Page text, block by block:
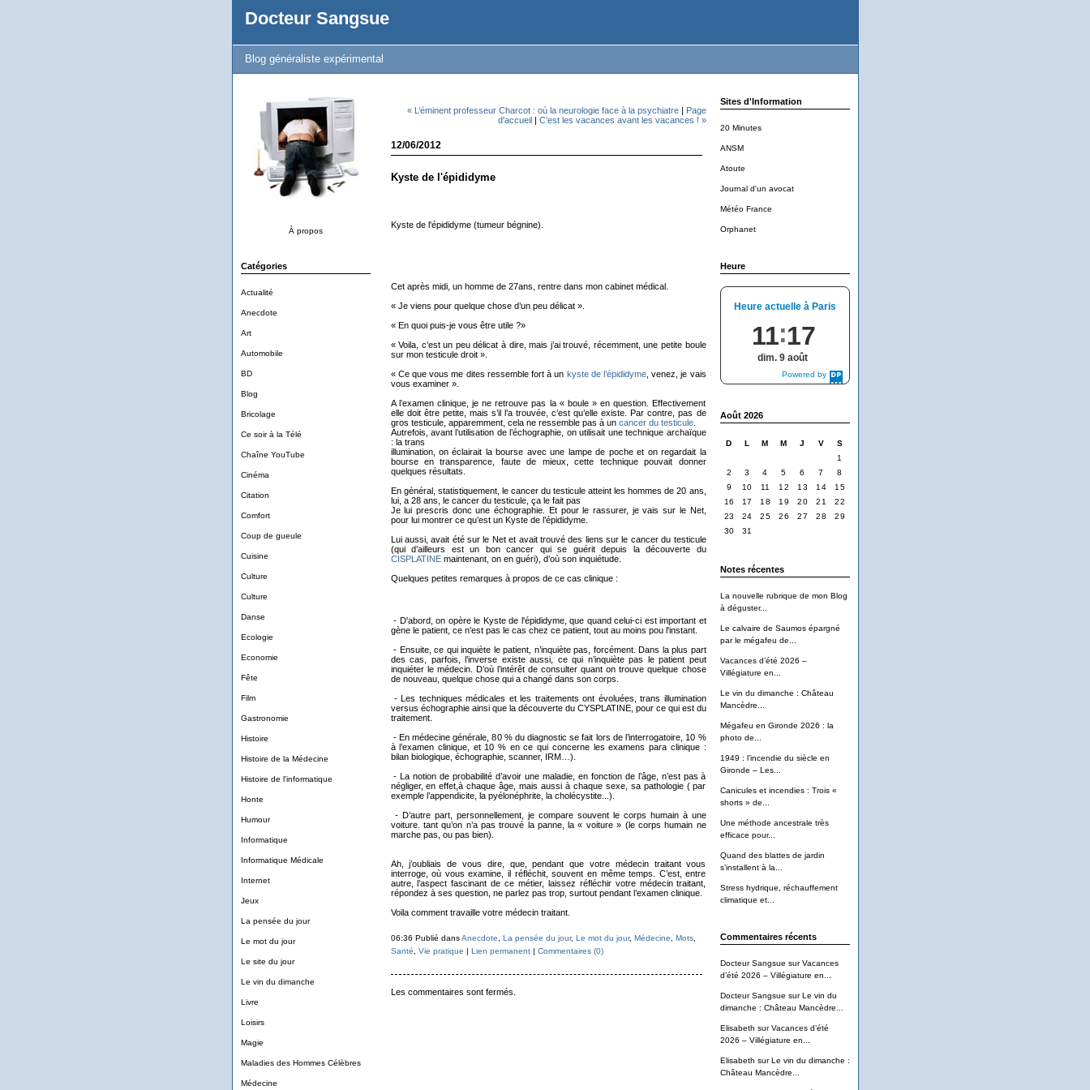
Docteur Sangsue
Blog généraliste expérimental
À propos
Catégories
Actualité
Anecdote
Art
Automobile
BD
Blog
Bricolage
Ce soir à la Télé
Chaîne YouTube
Cinéma
Citation
Comfort
Coup de gueule
Cuisine
Culture
Culture
Danse
Ecologie
Economie
Fête
Film
Gastronomie
Histoire
Histoire de la Médecine
Histoire de l'informatique
Honte
Humour
Informatique
Informatique Médicale
Internet
Jeux
La pensée du jour
Le mot du jour
Le site du jour
Le vin du dimanche
Livre
Loisirs
Magie
Maladies des Hommes Célèbres
Médecine
Sites d'Information
20 Minutes
ANSM
Atoute
Journal d'un avocat
Météo France
Orphanet
Heure
Powered by
DaysPedia.com
Heure actuelle à Paris
11 17
dim. 9 août
Août 2026
D L M M J V
S
1
2
3 4 5 6 7
8
9
10 11 12 13 14
15
16
17 18 19 20 21
22
23
24 25 26 27 28
29
30
31
Notes récentes
La nouvelle rubrique de mon Blog
à déguster...
Le calvaire de Saumos épargné
par le mégafeu de...
Vacances d’été 2026 –
Villégiature en...
Le vin du dimanche : Château
Mancèdre...
Mégafeu en Gironde 2026 : la
photo de...
1949 : l’incendie du siècle en
Gironde – Les...
Canicules et incendies : Trois «
shorts » de...
Une méthode ancestrale très
efficace pour...
Quand des blattes de jardin
s’installent à la...
Stress hydrique, réchauffement
climatique et...
Commentaires récents
Docteur Sangsue surVacances
d’été 2026 – Villégiature en...
Docteur Sangsue surLe vin du
dimanche : Château Mancèdre...
Elisabeth surVacances d’été
2026 – Villégiature en...
Elisabeth surLe vin du dimanche :
Château Mancèdre...
« L’éminent professeur Charcot : où la neurologie face à la psychiatre| Page
d'accueil| C’est les vacances avant les vacances ! »
12/06/2012
Kyste de l'épididyme
Kyste de l'épididyme (tumeur bégnine).
Cet après midi, un homme de 27ans, rentre dans mon cabinet médical.
« Je viens pour quelque chose d’un peu délicat ».
« En quoi puis-je vous être utile ?»
« Voila, c’est un peu délicat à dire, mais j’ai trouvé, récemment, une petite boule
sur mon testicule droit ».
« Ce que vous me dites ressemble fort à un kyste de l’épididyme, venez, je vais
vous examiner ».
A l’examen clinique, je ne retrouve pas la « boule » en question. Effectivement
elle doit être petite, mais s’il l’a trouvée, c’est qu’elle existe. Par contre, pas de
gros testicule, apparemment, cela ne ressemble pas à un cancer du testicule.
Autrefois, avant l’utilisation de l’échographie, on utilisait une technique archaïque
: la trans
illumination, on éclairait la bourse avec une lampe de poche et on regardait la
bourse en transparence, faute de mieux, cette technique pouvait donner
quelques résultats.
En général, statistiquement, le cancer du testicule atteint les hommes de 20 ans,
lui, a 28 ans, le cancer du testicule, ça le fait pas
Je lui prescris donc une échographie. Et pour le rassurer, je vais sur le Net,
pour lui montrer ce qu’est un Kyste de l’épididyme.
Lui aussi, avait été sur le Net et avait trouvé des liens sur le cancer du testicule
(qui d’ailleurs est un bon cancer qui se guérit depuis la découverte du
CISPLATINEmaintenant, on en guéri), d’où son inquiétude.
Quelques petites remarques à propos de ce cas clinique :
- D'abord, on opère le Kyste de l'épididyme, que quand celui-ci est important et
gène le patient, ce n'est pas le cas chez ce patient, tout au moins pou l'instant.
- Ensuite, ce qui inquiète le patient, n’inquiète pas, forcément. Dans la plus part
des cas, parfois, l’inverse existe aussi, ce qui n’inquiète pas le patient peut
inquiéter le médecin. D’où l’intérêt de consulter quant on trouve quelque chose
de nouveau, quelque chose qui a changé dans son corps.
- Les techniques médicales et les traitements ont évoluées, trans illumination
versus échographie ainsi que la découverte du CYSPLATINE, pour ce qui est du
traitement.
- En médecine générale, 80 % du diagnostic se fait lors de l’interrogatoire, 10 %
à l’examen clinique, et 10 % en ce qui concerne les examens para clinique :
bilan biologique, échographie, scanner, IRM…).
- La notion de probabilité d’avoir une maladie, en fonction de l’âge, n’est pas à
négliger, en effet,à chaque âge, mais aussi à chaque sexe, sa pathologie ( par
exemple l’appendicite, la pyélonéphrite, la cholécystite...).
- D’autre part, personnellement, je compare souvent le corps humain à une
voiture. tant qu’on n’a pas trouvé la panne, la « voiture » (le corps humain ne
marche pas, ou pas bien).
Ah, j’oubliais de vous dire, que, pendant que votre médecin traitant vous
interroge, où vous examine, il réfléchit, souvent en même temps. C’est, entre
autre, l’aspect fascinant de ce métier, laissez réfléchir votre médecin traitant,
répondez à ses question, ne parlez pas trop, surtout pendant l’examen clinique.
Voila comment travaille votre médecin traitant.
06:36 Publié dansAnecdote La pensée du jour, Le mot du jour, Médecine Mots,
Santé
Vie pratique | Lien permanent| Commentaires (0)
Les commentaires sont fermés.